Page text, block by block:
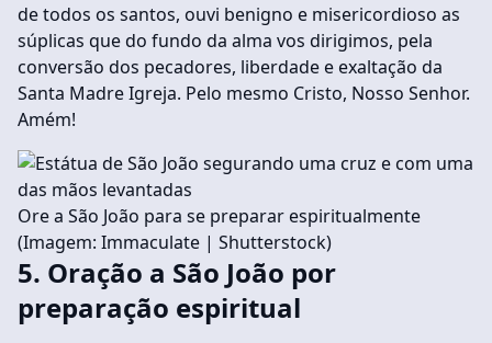
de todos os santos, ouvi benigno e misericordioso as
súplicas que do fundo da alma vos dirigimos, pela
conversão dos pecadores, liberdade e exaltação da
Santa Madre Igreja. Pelo mesmo Cristo, Nosso Senhor.
Amém!
Ore a São João para se preparar espiritualmente
(Imagem: Immaculate | Shutterstock)
5. Oração a São João por
preparação espiritual